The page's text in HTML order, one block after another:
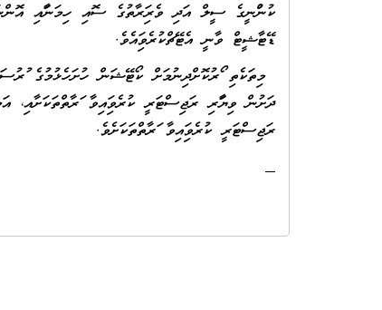
ޑޭޓާޝީޓް ވާނީ އެޓޭޗްކުރެވިފައެވެ.
ރަޖިސްޓަރީ ކުރެވިފައިވާ ފަރާތްތަކަށެވެ.